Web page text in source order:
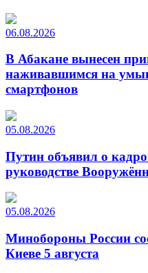
06.08.2026
В Абакане вынесен
наживавшимся на
смартфонов
05.08.2026
Путин объявил о
руководстве
05.08.2026
Минобороны России
Киеве 5 августа